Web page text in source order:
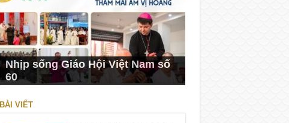
Nhịp sống Giáo Hội Việt Nam số
60
BÀI VIẾT